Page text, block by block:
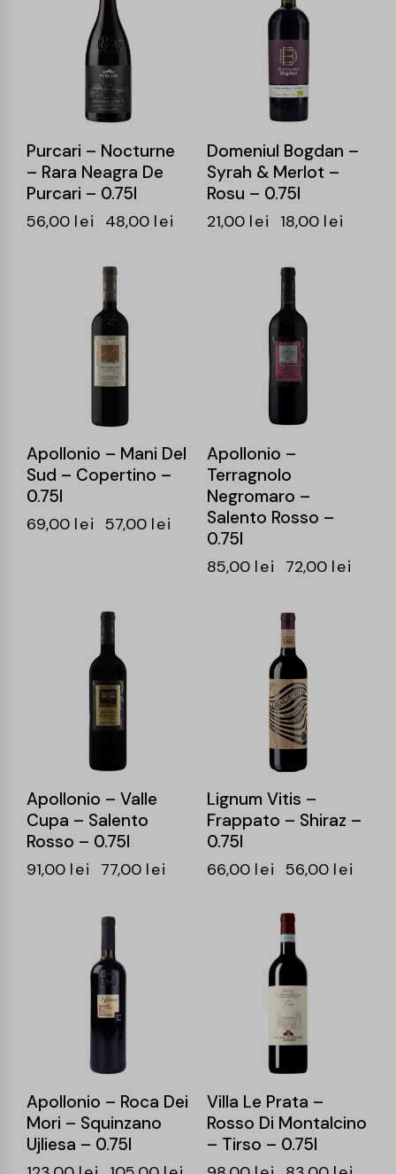
Purcari – Nocturne
– Rara Neagra De
Purcari – 0.75l
56,00 lei 48,00 lei
Domeniul Bogdan –
Syrah & Merlot –
Rosu – 0.75l
21,00 lei 18,00 lei
Apollonio – Mani Del
Sud – Copertino –
0.75l
69,00 lei 57,00 lei
Apollonio –
Terragnolo
Negromaro –
Salento Rosso –
0.75l
85,00 lei 72,00 lei
Apollonio – Valle
Cupa – Salento
Rosso – 0.75l
91,00 lei 77,00 lei
Lignum Vitis –
Frappato – Shiraz –
0.75l
66,00 lei 56,00 lei
Apollonio – Roca Dei
Mori – Squinzano
Ujliesa – 0.75l
Villa Le Prata –
Rosso Di Montalcino
– Tirso – 0.75l